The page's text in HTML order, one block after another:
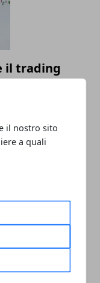
il nostro sito
a quali
il trading
come
online